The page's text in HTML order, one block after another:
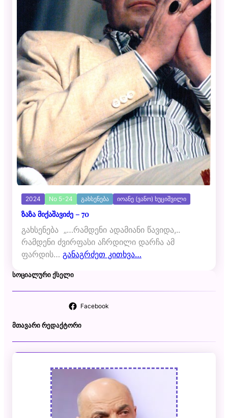
2024 No 5-24 გახსენება იოანე (ვანო) ხუციშვილი
ზაზა მიქაშავიძე – 70
გახსენება „…რამდენი ადამიანი წავიდა,..
რამდენი ძვირ­ფასი აჩრდილი დარჩა ამ
ფარდის… განაგრძეთ კითხვა…
ᲡᲝᲪᲘᲐᲚᲣᲠᲘ ᲥᲡᲔᲚᲘ
Facebook
ᲛᲗᲐᲕᲐᲠᲘ ᲠᲔᲓᲐᲥᲢᲝᲠᲘ